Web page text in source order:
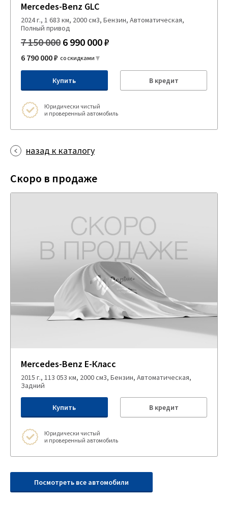
Mercedes-Benz GLC
2024 г., 1 683 км, 2000 см3, Бензин, Автоматическая,
Полный привод
7 150 000 6 990 000 ₽
6 790 000 ₽ со скидками
Купить В кредит
Юридически чистый
и проверенный автомобиль
назад к каталогу
Скоро в продаже
Mercedes-Benz E-Класс
2015 г., 113 053 км, 2000 см3, Бензин, Автоматическая,
Задний
Купить В кредит
Юридически чистый
и проверенный автомобиль
Посмотреть все автомобили